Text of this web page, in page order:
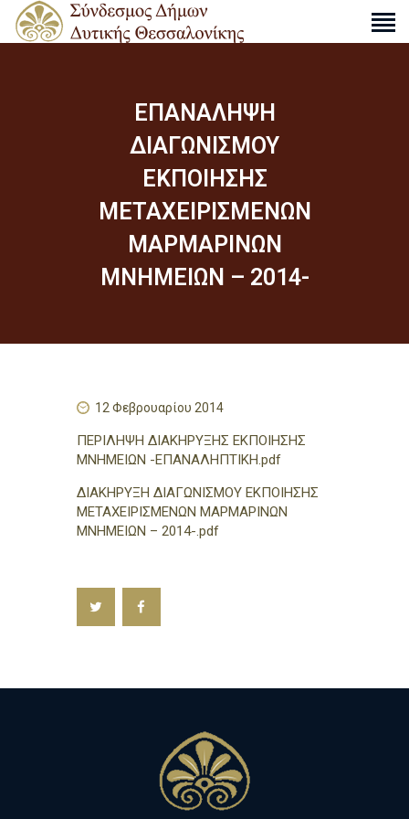
ΕΠΑΝΑΛΗΨΗ
ΔΙΑΓΩΝΙΣΜΟΥ
ΕΚΠΟΙΗΣΗΣ
ΜΕΤΑΧΕΙΡΙΣΜΕΝΩΝ
ΜΑΡΜΑΡΙΝΩΝ
ΜΝΗΜΕΙΩΝ – 2014-
ΔΡΑΣΤΗΡΙΌΤΗΤΕΣ
ΑΠΟΦΆΣΕΙΣ
ΑΝΑΚΟΙΝΏΣΕΙΣ
ΧΆΡΤΕΣ
ΕΠΙΚΟΙΝΩΝΊΑ
h
12 Φεβρουαρίου 2014
ΠΕΡΙΛΗΨΗ ΔΙΑΚΗΡΥΞΗΣ ΕΚΠΟΙΗΣΗΣ
ΜΝΗΜΕΙΩΝ -ΕΠΑΝΑΛΗΠΤΙΚΗ.pdf
ΔΙΑΚΗΡΥΞΗ ΔΙΑΓΩΝΙΣΜΟΥ ΕΚΠΟΙΗΣΗΣ
ΜΕΤΑΧΕΙΡΙΣΜΕΝΩΝ ΜΑΡΜΑΡΙΝΩΝ
ΜΝΗΜΕΙΩΝ – 2014-.pdf